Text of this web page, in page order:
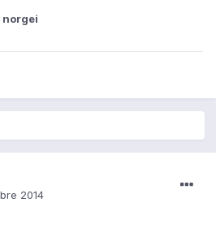
norgei
2014